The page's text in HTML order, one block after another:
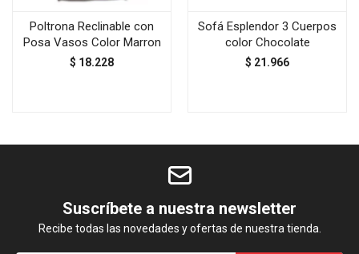
Poltrona Reclinable con
Posa Vasos Color Marron
$ 18.228
Sofá Esplendor 3 Cuerpos
color Chocolate
$ 21.966
Suscríbete a nuestra newsletter
Recibe todas las novedades y ofertas de nuestra tienda.